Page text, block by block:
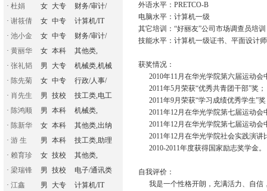
· 杜娟 女 大专
财务/审计/
· 谢筱倩 女 中专
计算机/IT
· 池小金 女 中专
财务/审计/
· 黄丽华 女 本科
其他类,
· 张礼韬 男 大专
机械类,机械
· 陈先菊 女 中专
行政/人事/
· 肖先生 男 技校
技工类,电工
· 陈鸿顺 男 本科
机械类,
· 陈新华 女 本科
其他类,出纳
· 游 生 男 本科
技工类,助理
· 赖育珍 女 技校
其他类,
· 梁瑞锋 男 技校
电子/通讯类
· 江鑫 男 大专
计算机/IT
外语水平：PRETCO-B
电脑水平：计算机一级
其它培训：“好丽友”公司市场调查员培训
技能水平：计算机一级证书、平面设计
获奖情况：
2010年11月在华光学院第六届运动会
2011年5月荣获“优秀共青团干部”奖；
2011年9月荣获“学习成绩优秀学生”奖
2011年12月在华光学院第七届运动会
2011年12月在华光学院第七届运动会
2011年12月在华光学院社会实践演讲
2010-2011年度获得国家励志奖学金。
自我评价：
我是一个性格开朗，充满活力、自信